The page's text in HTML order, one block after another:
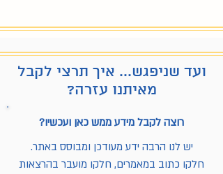
ועד שניפגש... איך תרצי לקבל
מאיתנו עזרה?
רוצה לקבל מידע ממש כאן ועכשיו?
יש לנו הרבה ידע מעודכן ומבוסס באתר.
חלקו כתוב במאמרים, חלקו מועבר בהרצאות